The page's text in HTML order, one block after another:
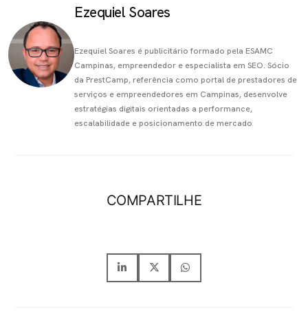
Ezequiel Soares
Ezequiel Soares é publicitário formado pela ESAMC
Campinas, empreendedor e especialista em SEO. Sócio
da PrestCamp, referência como portal de prestadores de
serviços e empreendedores em Campinas, desenvolve
estratégias digitais orientadas a performance,
escalabilidade e posicionamento de mercado
COMPARTILHE